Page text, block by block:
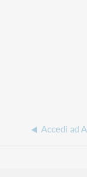
Accedi ad